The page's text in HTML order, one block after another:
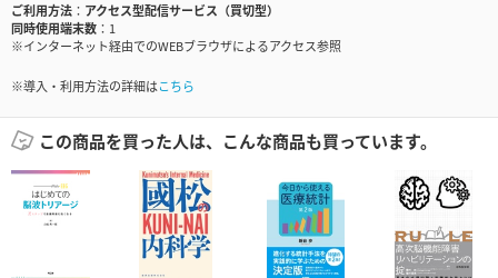
ご利用方法
アクセス型配信サービス（買切型）
同時使用端末数
1
※インターネット経由でのWEBブラウザによるアクセス参照
※導入・利用方法の詳細はこちら
この商品を買った人は、こんな商品も買っています。